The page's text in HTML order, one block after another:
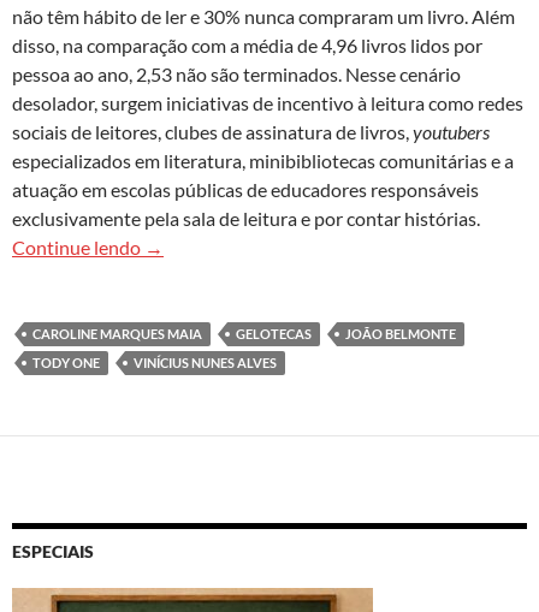
não têm hábito de ler e 30% nunca compraram um livro. Além
disso, na comparação com a média de 4,96 livros lidos por
pessoa ao ano, 2,53 não são terminados. Nesse cenário
desolador, surgem iniciativas de incentivo à leitura como redes
sociais de leitores, clubes de assinatura de livros,youtubers
especializados em literatura, minibibliotecas comunitárias e a
atuação em escolas públicas de educadores responsáveis
exclusivamente pela sala de leitura e por contar histórias.
Continue lendo Iniciativas diversas procuram criar hábito de
→
CAROLINE MARQUES MAIA GELOTECAS
JOÃO BELMONTE
TODY ONE
VINÍCIUS NUNES ALVES
ESPECIAIS